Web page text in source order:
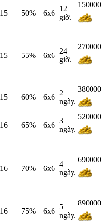
15 50% 6x6
12
giờ.
150000
15 55% 6x6
24
giờ.
270000
15 60% 6x6
2
ngày.
380000
16 65% 6x6
3
ngày.
520000
16 70% 6x6
4
ngày.
690000
16 75% 6x6
5
ngày.
890000